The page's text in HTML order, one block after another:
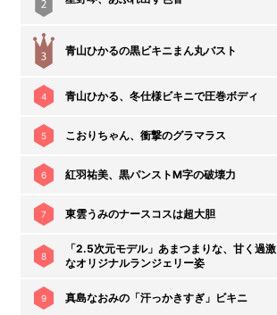
青山ひかるの黒ビキニまん丸バスト
4 青山ひかる、冬仕様ビキニで圧巻ボディ
5 こおりちゃん、衝撃のグラマラス
6 紅羽祐美、黒パンストM字の破壊力
7 東雲うみのナースコスは超大胆
8
「2.5次元モデル」あまつまりな、甘く過激
なオリジナルランジェリー姿
9 真島なおみの「汗っかきすぎ」ビキニ